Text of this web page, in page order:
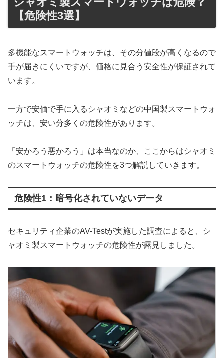
【危険性3選】
多機能なスマートウォッチは、その分値段が高くなるので
手が届きにくいですが、価格に見合う安全性が保証されて
います。
一方で安価で手に入るシャオミなどの中国製スマートウォ
ッチは、安い分多くの危険性があります。
「安かろう悪かろう」は本当なのか、ここからはシャオミ
のスマートウォッチの危険性を3つ解説していきます。
危険性1：暗号化されていないデータ
セキュリティ企業のAV-Testが実施した調査によると、シ
ャオミ製スマートウォッチの危険性が露見しました。